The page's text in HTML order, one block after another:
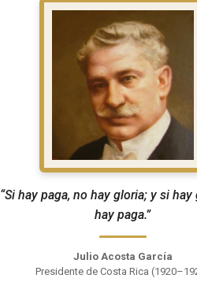
“Si hay paga, no hay gloria; y si hay
hay paga.”
Julio Acosta García
Presidente de Costa Rica